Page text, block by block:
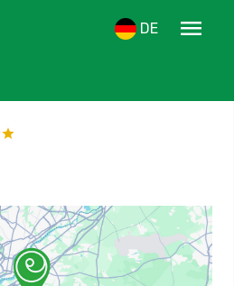
DE
menu